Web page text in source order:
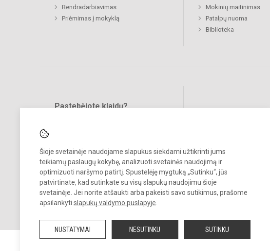
Šioje svetainėje naudojame slapukus siekdami užtikrinti jums
teikiamų paslaugų kokybę, analizuoti svetainės naudojimą ir
optimizuoti naršymo patirtį. Spustelėję mygtuką „Sutinku“, jūs
patvirtinate, kad sutinkate su visų slapukų naudojimu šioje
svetainėje. Jei norite atšaukti arba pakeisti savo sutikimus, prašome
apsilankyti slapukų valdymo puslapyje
NUSTATYMAI NESUTINKU SUTINKU
Bendradarbiavimas
Priėmimas į mokyklą
Mokinių maitinimas
Patalpų nuoma
Biblioteka
Pastebėjote klaidų?
© 2023. Bukiškio pagrindinė mokykla. Visos teisės saugomos.
Kopijuoti turinį be raštiško Bukiškio pagrindinės mokyklos administracijos